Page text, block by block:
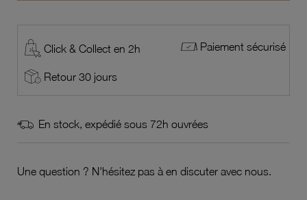
Click & Collect en 2h Paiement sécurisé
Retour 30 jours
En stock, expédié sous 72h ouvrées
Une question ? N'hésitez pas à en discuter avec nous.